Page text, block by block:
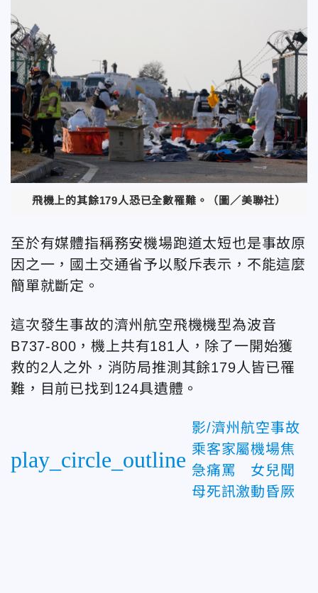
飛機上的其餘179人恐已全數罹難。（圖／美聯社）
至於有媒體指稱務安機場跑道太短也是事故原
因之一，國土交通省予以駁斥表示，不能這麼
簡單就斷定。
這次發生事故的濟州航空飛機機型為波音
B737-800，機上共有181人，除了一開始獲
救的2人之外，消防局推測其餘179人皆已罹
難，目前已找到124具遺體。
play_circle_outline
影/濟州航空事故
乘客家屬機場焦
急痛罵 女兒聞
母死訊激動昏厥